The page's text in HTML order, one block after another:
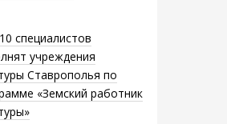
специалистов
учреждения
Ставрополья по
«Земский работник